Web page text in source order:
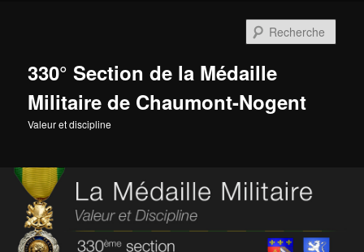
330° Section de la Médaille
Militaire de Chaumont-Nogent
Valeur et discipline